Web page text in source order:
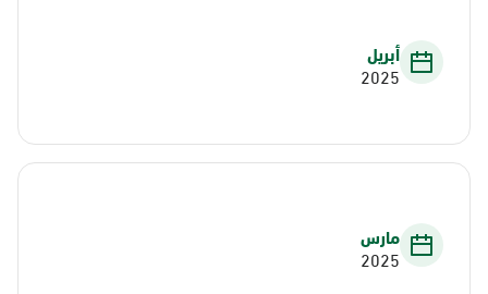
أبريل
2025
مارس
2025